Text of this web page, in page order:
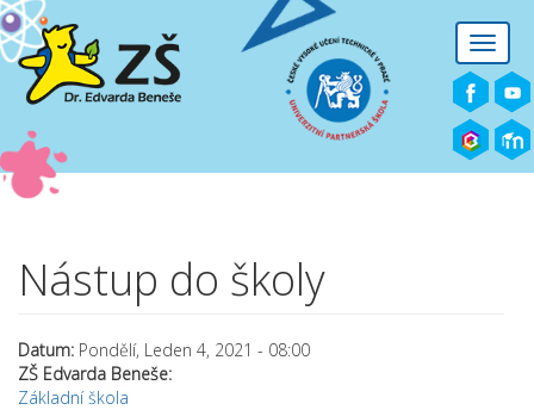
Přejít k hlavnímu obsahu
Toggle
Nástup do školy
Datum: Pondělí, Leden 4, 2021 - 08:00
ZŠ Edvarda Beneše:
Základní škola